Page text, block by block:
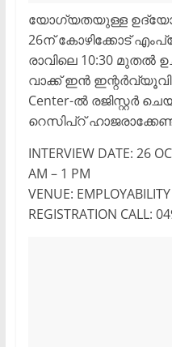
യോഗ്യതയുള്ള
26ന് കോഴിക്കോട്
രാവിലെ 10:30 മുതൽ
വാക്ക് ഇൻ
Center-ൽ രജിസ്റ്റർ
റെസിപ്റ്
INTERVIEW DATE: 26
AM – 1 PM
VENUE:
REGISTRATION CALL: